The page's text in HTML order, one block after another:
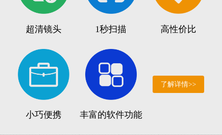
超清镜头 1秒扫描 高性价比
小巧便携 丰富的软件功能
了解详情>>